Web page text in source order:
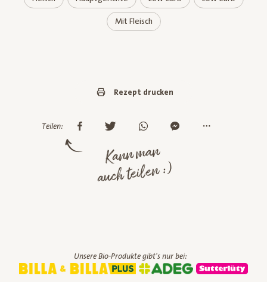
Mit Fleisch
Rezept drucken
Teilen:
Kann man
auch teilen :)
Unsere Bio-Produkte gibt's nur bei: